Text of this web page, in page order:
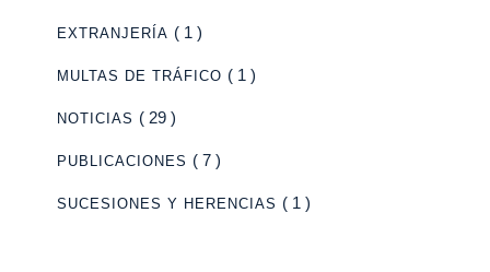
EXTRANJERÍA ( 1 )
MULTAS DE TRÁFICO ( 1 )
NOTICIAS ( 29 )
PUBLICACIONES ( 7 )
SUCESIONES Y HERENCIAS ( 1 )